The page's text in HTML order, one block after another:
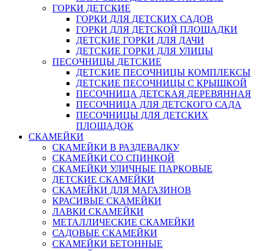
ГОРКИ ДЕТСКИЕ
ГОРКИ ДЛЯ ДЕТСКИХ САДОВ
ГОРКИ ДЛЯ ДЕТСКОЙ ПЛОЩАДКИ
ДЕТСКИЕ ГОРКИ ДЛЯ ДАЧИ
ДЕТСКИЕ ГОРКИ ДЛЯ УЛИЦЫ
ПЕСОЧНИЦЫ ДЕТСКИЕ
ДЕТСКИЕ ПЕСОЧНИЦЫ КОМПЛЕКСЫ
ДЕТСКИЕ ПЕСОЧНИЦЫ С КРЫШКОЙ
ПЕСОЧНИЦА ДЕТСКАЯ ДЕРЕВЯННАЯ
ПЕСОЧНИЦА ДЛЯ ДЕТСКОГО САДА
ПЕСОЧНИЦЫ ДЛЯ ДЕТСКИХ
ПЛОЩАДОК
СКАМЕЙКИ
СКАМЕЙКИ В РАЗДЕВАЛКУ
СКАМЕЙКИ СО СПИНКОЙ
СКАМЕЙКИ УЛИЧНЫЕ ПАРКОВЫЕ
ДЕТСКИЕ СКАМЕЙКИ
СКАМЕЙКИ ДЛЯ МАГАЗИНОВ
КРАСИВЫЕ СКАМЕЙКИ
ЛАВКИ СКАМЕЙКИ
МЕТАЛЛИЧЕСКИЕ СКАМЕЙКИ
САДОВЫЕ СКАМЕЙКИ
СКАМЕЙКИ БЕТОННЫЕ